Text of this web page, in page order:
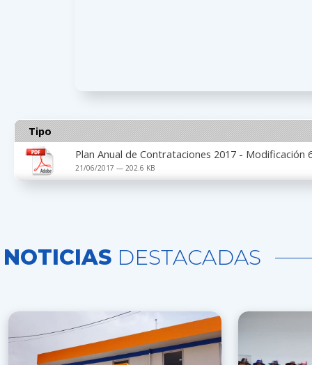
Tipo
Plan Anual de Contrataciones 2017 - Modificación
21/06/2017 — 202.6 KB
NOTICIAS DESTACADAS